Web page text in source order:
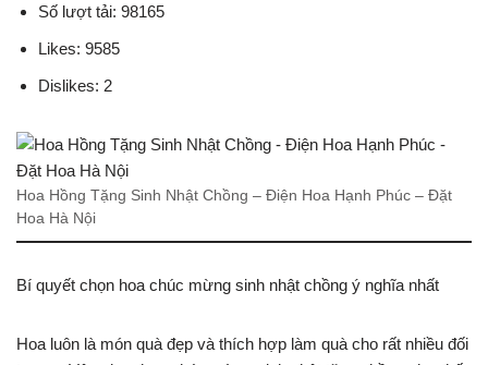
Số lượt tải: 98165
Likes: 9585
Dislikes: 2
Hoa Hồng Tặng Sinh Nhật Chồng – Điện Hoa Hạnh Phúc – Đặt
Hoa Hà Nội
Bí quyết chọn hoa chúc mừng sinh nhật chồng ý nghĩa nhất
Hoa luôn là món quà đẹp và thích hợp làm quà cho rất nhiều đối